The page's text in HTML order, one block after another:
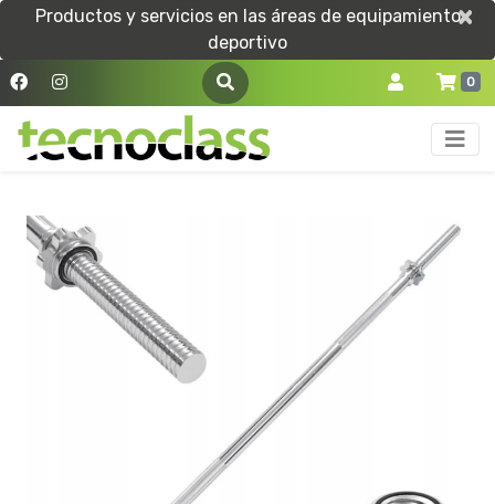
Productos y servicios en las áreas de equipamiento
deportivo
×
×
0